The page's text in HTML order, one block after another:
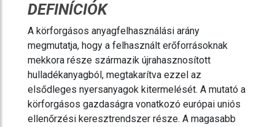
DEFINÍCIÓK
A körforgásos anyagfelhasználási arány
megmutatja, hogy a felhasznált erőforrásoknak
mekkora része származik újrahasznosított
hulladékanyagból, megtakarítva ezzel az
elsődleges nyersanyagok kitermelését. A mutató a
körforgásos gazdaságra vonatkozó európai uniós
ellenőrzési keresztrendszer része. A magasabb